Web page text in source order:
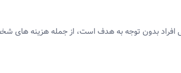
بدون توجه به هدف است، از جمله هزینه های